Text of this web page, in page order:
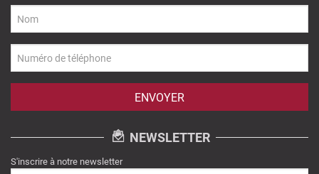
NEWSLETTER
S'inscrire à notre newsletter